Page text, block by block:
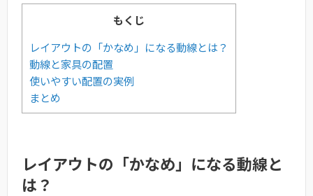
もくじ
レイアウトの「かなめ」になる動線とは？
動線と家具の配置
使いやすい配置の実例
まとめ
レイアウトの「かなめ」になる動線と
は？